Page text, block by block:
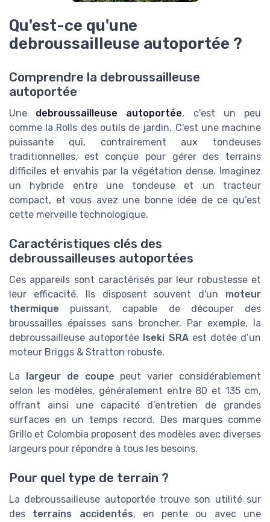
Qu'est-ce qu'une
debroussailleuse autoportée ?
Comprendre la debroussailleuse
autoportée
Une debroussailleuse autoportée, c'est un peu
comme la Rolls des outils de jardin. C'est une machine
puissante qui, contrairement aux tondeuses
traditionnelles, est conçue pour gérer des terrains
difficiles et envahis par la végétation dense. Imaginez
un hybride entre une tondeuse et un tracteur
compact, et vous avez une bonne idée de ce qu’est
cette merveille technologique.
Caractéristiques clés des
debroussailleuses autoportées
Ces appareils sont caractérisés par leur robustesse et
leur efficacité. Ils disposent souvent d'un moteur
thermique puissant, capable de découper des
broussailles épaisses sans broncher. Par exemple, la
debroussailleuse autoportée Iseki SRAest dotée d’un
moteur Briggs & Stratton robuste.
La largeur de coupe peut varier considérablement
selon les modèles, généralement entre 80 et 135 cm,
offrant ainsi une capacité d’entretien de grandes
surfaces en un temps record. Des marques comme
Grillo et Colombia proposent des modèles avec diverses
largeurs pour répondre à tous les besoins.
Pour quel type de terrain ?
La debroussailleuse autoportée trouve son utilité sur
des terrains accidentés, en pente ou avec une